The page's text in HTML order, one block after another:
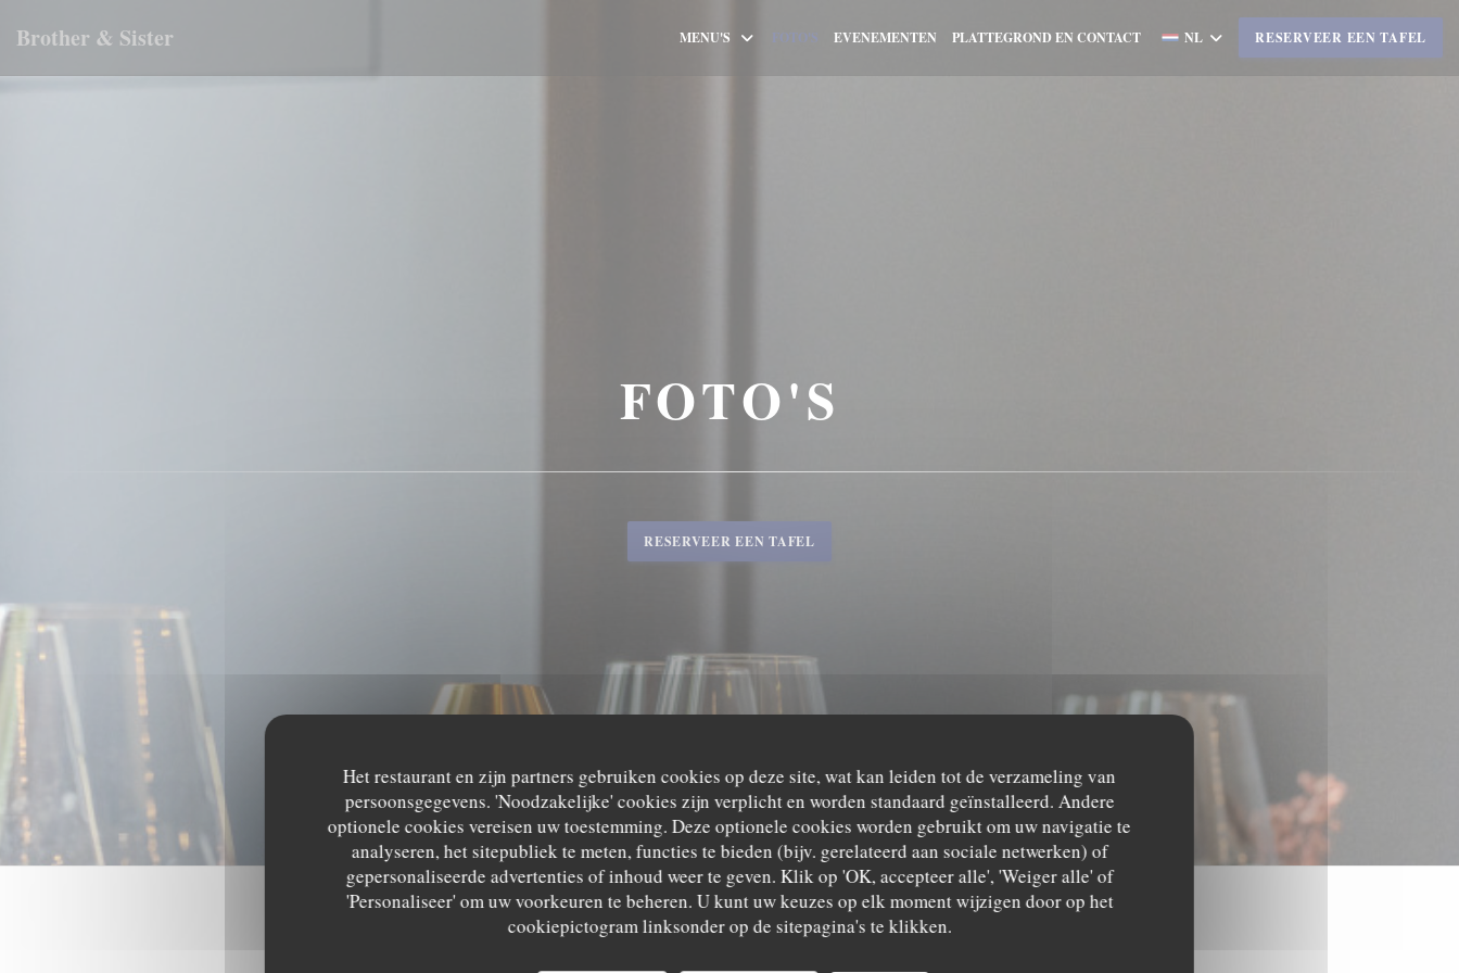
Het restaurant en zijn partners gebruiken cookies op deze site, wat kan leiden tot de verzameling van
persoonsgegevens. 'Noodzakelijke' cookies zijn verplicht en worden standaard geïnstalleerd. Andere
optionele cookies vereisen uw toestemming. Deze optionele cookies worden gebruikt om uw navigatie te
analyseren, het sitepubliek te meten, functies te bieden (bijv. gerelateerd aan sociale netwerken) of
gepersonaliseerde advertenties of inhoud weer te geven. Klik op 'OK, accepteer alle', 'Weiger alle' of
'Personaliseer' om uw voorkeuren te beheren. U kunt uw keuzes op elk moment wijzigen door op het
cookiepictogram linksonder op de sitepagina's te klikken.
Brother & Sister MENU'S FOTO'S EVENEMENTEN PLATTEGROND EN CONTACT NL RESERVEER EEN TAFEL
FOTO'S
RESERVEER EEN TAFEL